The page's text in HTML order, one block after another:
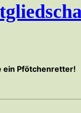
ein Pfötchenretter!